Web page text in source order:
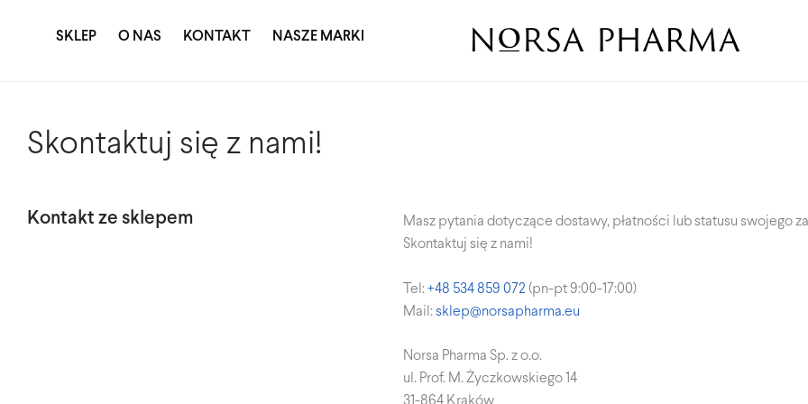
SKLEP O NAS KONTAKT NASZE MARKI
Skontaktuj się z nami!
Kontakt ze sklepem
Masz pytania dotyczące dostawy, płatności lub statusu swojego
Skontaktuj się z nami!
Tel: +48 534 859 072(pn-pt 9:00-17:00)
Mail: sklep@norsapharma.eu
Norsa Pharma Sp. z o.o.
ul. Prof. M. Życzkowskiego 14
31-864 Kraków